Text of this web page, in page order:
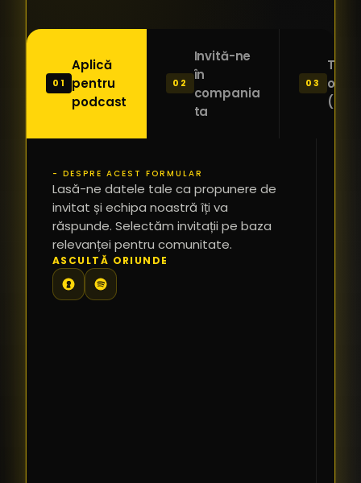
01
Aplică
pentru
podcast
02
Invită-ne
în
compania
ta
03
o
- DESPRE ACEST FORMULAR
Lasă-ne datele tale ca propunere de
invitat și echipa noastră îți va
răspunde. Selectăm invitații pe baza
relevanței pentru comunitate.
ASCULTĂ ORIUNDE